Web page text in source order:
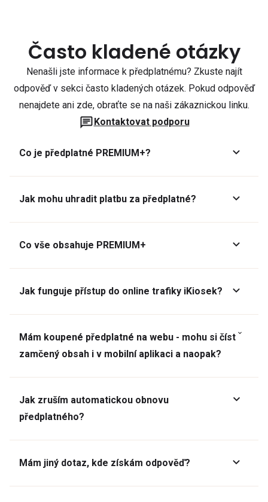
Často kladené otázky
Nenašli jste informace k předplatnému? Zkuste najít
odpověď v sekci často kladených otázek. Pokud odpověď
nenajdete ani zde, obraťte se na naši zákaznickou linku.
Kontaktovat podporu
Co je předplatné PREMIUM+?
Jak mohu uhradit platbu za předplatné?
Co vše obsahuje PREMIUM+
Jak funguje přístup do online trafiky iKiosek?
Mám koupené předplatné na webu - mohu si číst
zamčený obsah i v mobilní aplikaci a naopak?
Jak zruším automatickou obnovu
předplatného?
Mám jiný dotaz, kde získám odpověď?